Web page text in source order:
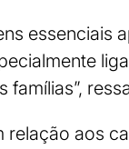
essenciais
famílias”,
relação aos